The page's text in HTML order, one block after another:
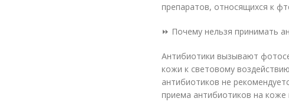
препаратов, относящихся к
⏩ Почему нельзя принимать
Антибиотики вызывают
кожи к световому
антибиотиков не
приема антибиотиков на